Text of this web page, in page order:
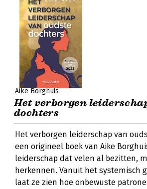
Aike Borghuis
Het verborgen
dochters
Het verborgen leiderschap van
een origineel boek van Aike
leiderschap dat velen al bezitten,
herkennen. Vanuit het systemisch
laat ze zien hoe onbewuste